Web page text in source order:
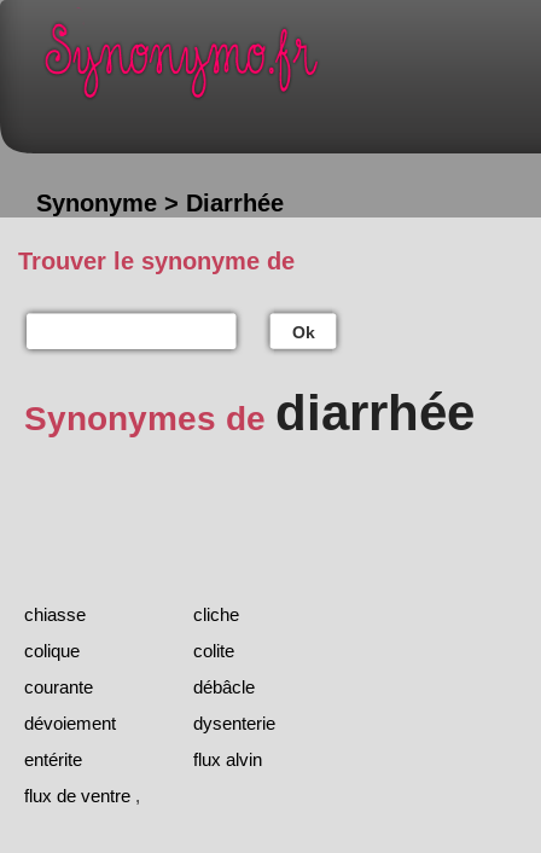
Synonyme > Diarrhée
Trouver le synonyme de
Ok
Synonymes de diarrhée
chiasse
cliche
colique
colite
courante
débâcle
dévoiement
dysenterie
entérite
flux alvin
flux de ventre ,